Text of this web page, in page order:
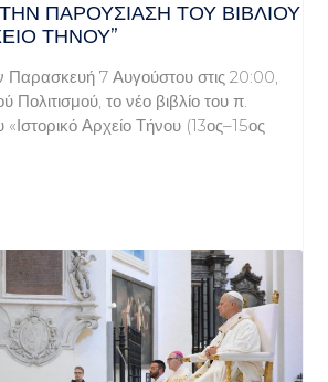
ΠΑΡΟΥΣΊΑΣΗ ΤΟΥ ΒΙΒΛΊΟΥ
ΤΉΝΟΥ”
Παρασκευή 7 Αυγούστου στις 20:00,
Πολιτισμού, το νέο βιβλίο του π.
Αρχείο Τήνου (13ος–15ος